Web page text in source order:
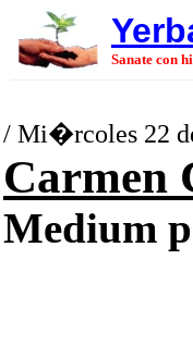
Sanate con
/ Mi�rcoles 22
Carmen
Medium